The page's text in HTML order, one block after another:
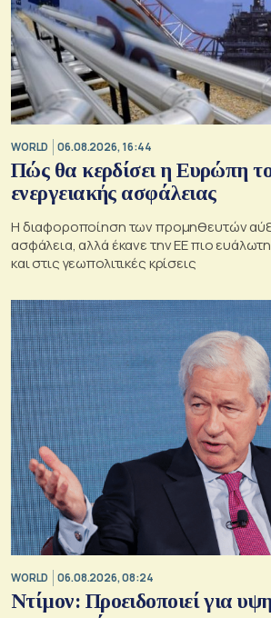
WORLD 06.08.2026, 16:44
Πώς θα κερδίσει η Ευρώπη
ενεργειακής ασφάλειας
Η διαφοροποίηση των προμηθευτών
ασφάλεια, αλλά έκανε την ΕΕ πιο
και στις γεωπολιτικές κρίσεις
WORLD 06.08.2026, 08:24
Ντίμον: Προειδοποιεί για